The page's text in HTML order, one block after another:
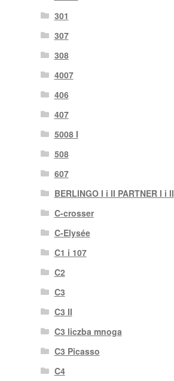
301
307
308
4007
406
407
5008 I
508
607
BERLINGO I i II PARTNER I i II
C-crosser
C-Elysée
C1 i 107
C2
C3
C3 II
C3 liczba mnoga
C3 Picasso
C4